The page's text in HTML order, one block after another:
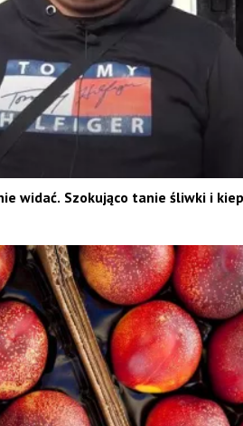
widać. Szokująco tanie śliwki i